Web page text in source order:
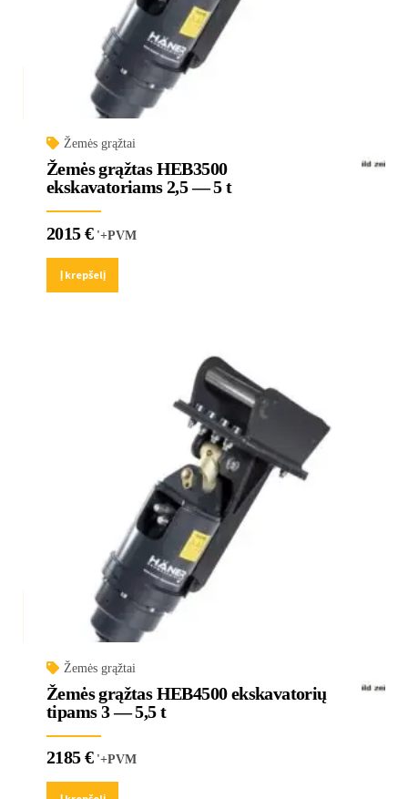
Žemės grąžtai
Žemės grąžtas HEB3500
ekskavatoriams 2,5 — 5 t
2015€'+PVM
Į krepšelį
Žemės grąžtai
Žemės grąžtas HEB4500 ekskavatorių
tipams 3 — 5,5 t
2185€'+PVM